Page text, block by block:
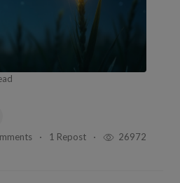
1 Repost 26972